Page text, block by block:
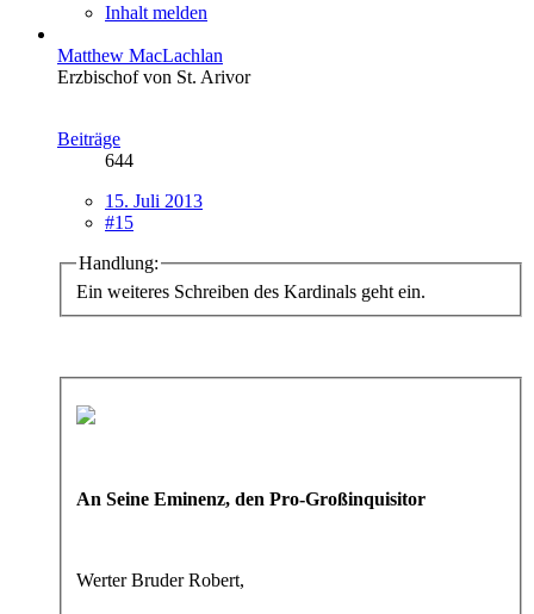
Inhalt melden
Matthew MacLachlan
Erzbischof von St. Arivor
Beiträge
644
15. Juli 2013
#15
Handlung:
Ein weiteres Schreiben des Kardinals geht ein.
An Seine Eminenz, den Pro-Großinquisitor
Werter Bruder Robert,